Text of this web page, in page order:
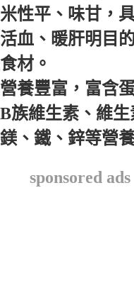
性平、味甘，
血、暖肝明目
材。
養豐富，富含
族維生素、維生
、鐵、鋅等營
sponsored ads